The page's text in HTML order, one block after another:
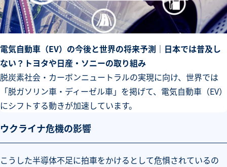
電気自動車（EV）の今後と世界の将来予測｜日本では普及し
ない？トヨタや日産・ソニーの取り組み
脱炭素社会・カーボンニュートラルの実現に向け、世界では
「脱ガソリン車・ディーゼル車」を掲げて、電気自動車（EV）
にシフトする動きが加速しています。
ウクライナ危機の影響
こうした半導体不足に拍車をかけるとして危惧されているの